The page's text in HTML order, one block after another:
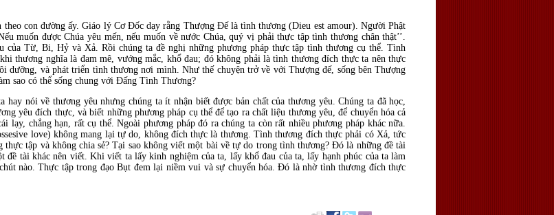
theo con đường ấy. Giáo lý Cơ Đốc dạy rằng Thượng Đế là tình thương (Dieu est amour). Người Phật
muốn được Chúa yêu mến, nếu muốn về nước Chúa, quý vị phải thực tập tình thương chân thật’’.
của Từ, Bi, Hỷ và Xả. Rồi chúng ta đề nghị những phương pháp thực tập tình thương cụ thể. Tình
thương nghĩa là đam mê, vướng mắc, khổ đau; đó không phải là tình thương đích thực ta nên thực
dưỡng, và phát triển tình thương nơi mình. Như thế chuyện trở về với Thượng đế, sống bên Thượng
sao có thể sống chung với Đấng Tình Thương?
nói về thương yêu nhưng chúng ta ít nhận biết được bản chất của thương yêu. Chúng ta đã học,
yêu đích thực, và biết những phương pháp cụ thể để tạo ra chất liệu thương yêu, để chuyển hóa cả
lạy, chẳng hạn, rất cụ thể. Ngoài phương pháp đó ra chúng ta còn rất nhiều phương pháp khác nữa.
love) không mang lại tự do, không đích thực là thương. Tình thương đích thực phải có Xả, tức
tập và không chia sẻ? Tại sao không viết một bài về tự do trong tình thương? Đó là những đề tài
tài khác nên viết. Khi viết ta lấy kinh nghiệm của ta, lấy khổ đau của ta, lấy hạnh phúc của ta làm
nào. Thực tập trong đạo Bụt đem lại niềm vui và sự chuyển hóa. Đó là nhờ tình thương đích thực